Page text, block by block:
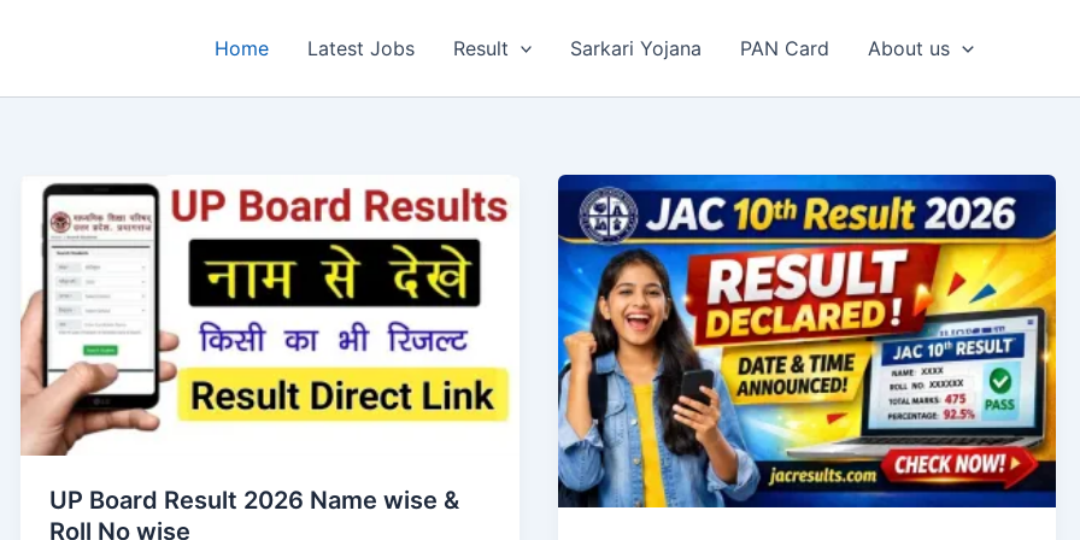
Home Latest Jobs Result Sarkari Yojana PAN Card About us
UP Board Result 2026 Name wise &
Roll No wise